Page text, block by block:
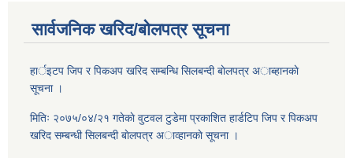
सार्वजनिक खरिद/बोलपत्र सूचना
हार्इटप जिप र पिकअप खरिद सम्बन्धि सिलबन्दी बाेलपत्र अाब्हानकाे
सूचना ।
मितिः २०७५/०४/२१ गतेकाे वुटवल टुडेमा प्रकाशित हार्डटिप जिप र पिकअप
खरिद सम्बन्धी सिलबन्दी बाेलपत्र अाव्हानकाे सूचना ।